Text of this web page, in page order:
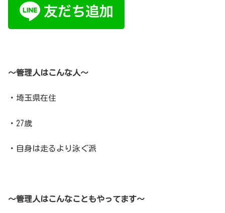
～管理人はこんな人～
・埼玉県在住
・27歳
・自身は走るより泳ぐ派
～管理人はこんなこともやってます～